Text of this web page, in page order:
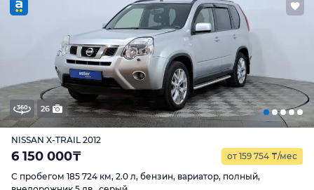
26
NISSAN X-TRAIL 2012
6 150 000₸ от 159 754 ₸/мес
С пробегом 185 724 км, 2.0 л, бензин, вариатор, полный,